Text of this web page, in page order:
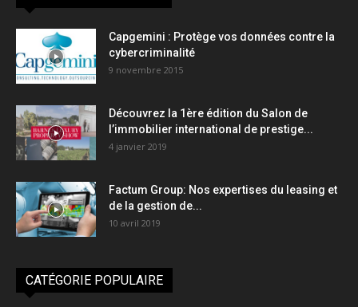
Capgemini : Protège vos données contre la
cybercriminalité
9 novembre 2015
Découvrez la 1ère édition du Salon de
l’immobilier international de prestige...
4 janvier 2019
Factum Group: Nos expertises du leasing et
de la gestion de...
10 avril 2019
CATÉGORIE POPULAIRE